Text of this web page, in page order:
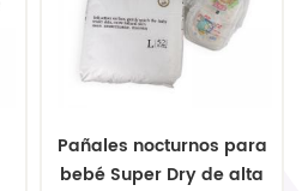
Pañales nocturnos para
bebé Super Dry de alta